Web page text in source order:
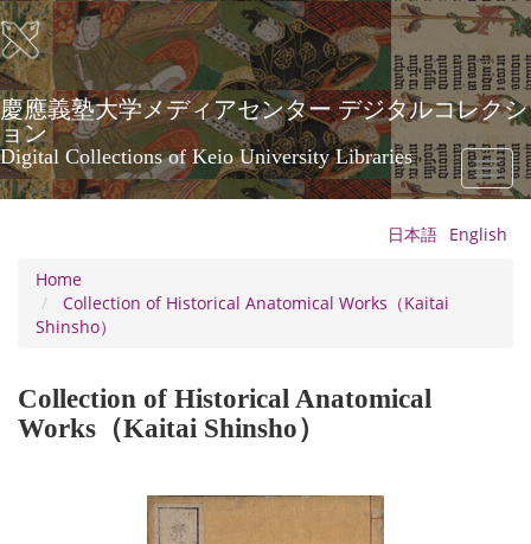
Skip
to
main
content
慶應義塾大学メディアセンター デジタルコレクシ
ョン
Digital Collections of Keio University Libraries
Toggle
日本語 English
Home
Collection of Historical Anatomical Works（Kaitai
Shinsho）
Collection of Historical Anatomical
Works（Kaitai Shinsho）